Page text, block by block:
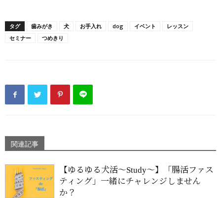
タグ 歯みがき 犬 お手入れ dog イベント
レッスン
セミナー
つめきり
関連記事
【ゆるゆる犬活〜Study〜】「腸活ファス
ティング」一緒にチャレンジしません
か？